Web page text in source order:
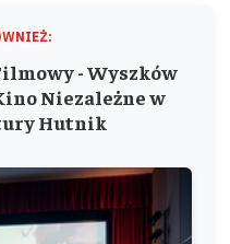
- Wyszków
Niezależne w
Hutnik